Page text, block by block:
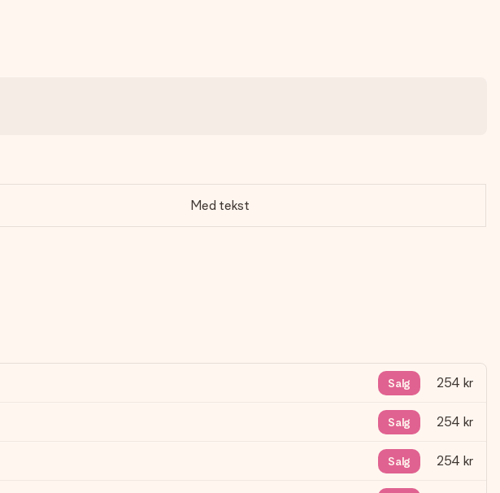
Med tekst
Salg 254 kr
Salg 254 kr
Salg 254 kr